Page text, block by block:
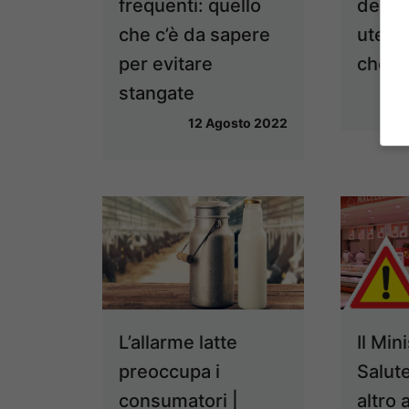
frequenti: quello
che c’è da sapere
per evitare
stangate
12 Agosto 2022
che
L’allarme latte
preoccupa i
consumatori |
Il
altro